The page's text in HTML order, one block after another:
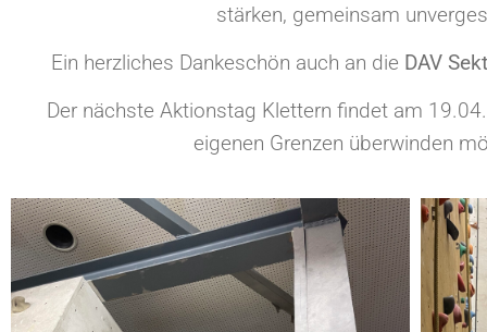
stärken, gemeinsam
Ein herzliches Dankeschön auch an die DAV
Der nächste Aktionstag Klettern findet am
eigenen Grenzen überwinden